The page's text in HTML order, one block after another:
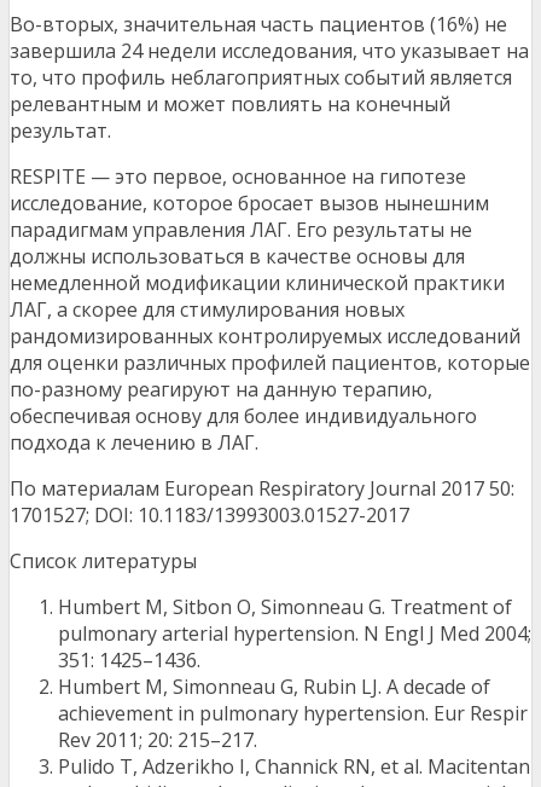
Во-вторых, значительная часть пациентов (16%) не
завершила 24 недели исследования, что указывает на
то, что профиль неблагоприятных событий является
релевантным и может повлиять на конечный
результат.
RESPITE — это первое, основанное на гипотезе
исследование, которое бросает вызов нынешним
парадигмам управления ЛАГ. Его результаты не
должны использоваться в качестве основы для
немедленной модификации клинической практики
ЛАГ, а скорее для стимулирования новых
рандомизированных контролируемых исследований
для оценки различных профилей пациентов, которые
по-разному реагируют на данную терапию,
обеспечивая основу для более индивидуального
подхода к лечению в ЛАГ.
По материалам European Respiratory Journal 2017 50:
1701527; DOI: 10.1183/13993003.01527-2017
Список литературы
Humbert M, Sitbon O, Simonneau G. Treatment of
pulmonary arterial hypertension. N Engl J Med 2004;
351: 1425–1436.
Humbert M, Simonneau G, Rubin LJ. A decade of
achievement in pulmonary hypertension. Eur Respir
Rev 2011; 20: 215–217.
Pulido T, Adzerikho I, Channick RN, et al. Macitentan